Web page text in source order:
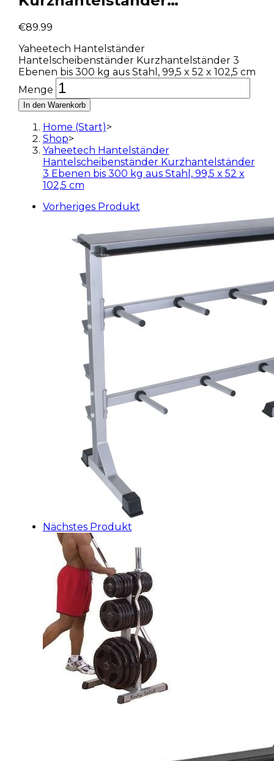
€89.99
Yaheetech Hantelständer
Hantelscheibenständer Kurzhantelständer 3
Ebenen bis 300 kg aus Stahl, 99,5 x 52 x 102,5 cm
Menge
In den Warenkorb
Home (Start)>
Shop>
Yaheetech Hantelständer
Hantelscheibenständer Kurzhantelständer
3 Ebenen bis 300 kg aus Stahl, 99,5 x 52 x
102,5 cm
Vorheriges Produkt
Nächstes Produkt